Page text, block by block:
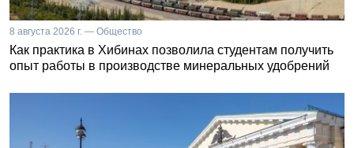
8 августа 2026 г. — Общество
Как практика в Хибинах позволила студентам получить
опыт работы в производстве минеральных удобрений